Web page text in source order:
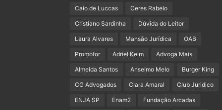
Caio de Luccas Ceres Rabelo
Cristiano Sardinha Dúvida do Leitor
Laura Alvares Mansão Jurídica OAB
Promotor Adriel Kelm Advoga Mais
Almeida Santos Anselmo Melo Burger King
CG Advogados Clara Amaral Club Juridico
ENJA SP Enam2 Fundação Arcadas